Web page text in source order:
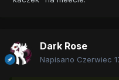
Dark Rose
Napisano Czerwiec